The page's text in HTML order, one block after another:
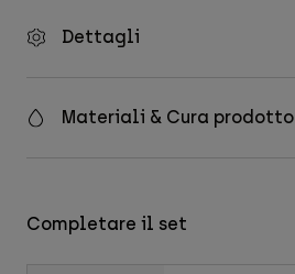
Dettagli
Materiali & Cura prodotto
Completare il set